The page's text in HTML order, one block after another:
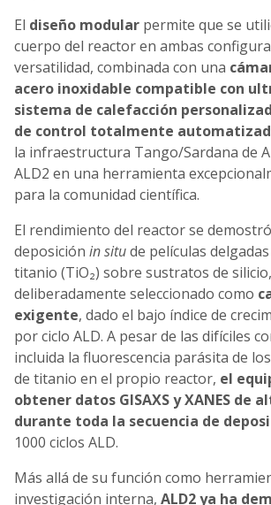
El diseño modular permite que se
cuerpo del reactor en ambas
versatilidad, combinada con una
acero inoxidable compatible con
sistema de calefacción
de control totalmente
la infraestructura Tango/Sardana de
ALD2 en una herramienta
para la comunidad científica.
El rendimiento del reactor se
deposición in situde películas
titanio (TiO₂) sobre sustratos de
deliberadamente seleccionado como
exigente, dado el bajo índice de
por ciclo ALD. A pesar de las difíciles
incluida la fluorescencia parásita de
de titanio en el propio reactor, el
obtener datos GISAXS y XANES de
durante toda la secuencia de
1000 ciclos ALD.
Más allá de su función como
investigación interna, ALD2 ya ha